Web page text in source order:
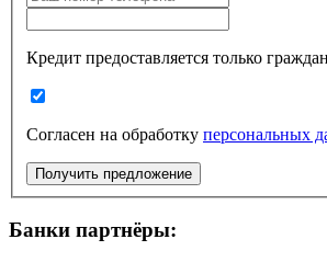
Кредит предоставляется только
Согласен на обработку персональных
Получить предложение
Банки партнёры: